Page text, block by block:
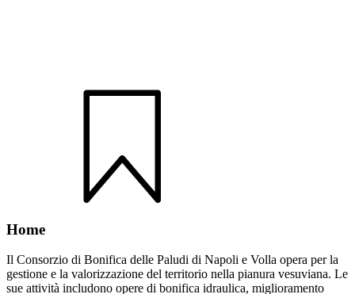
Home
Il Consorzio di Bonifica delle Paludi di Napoli e Volla opera per la
gestione e la valorizzazione del territorio nella pianura vesuviana. Le
sue attività includono opere di bonifica idraulica, miglioramento